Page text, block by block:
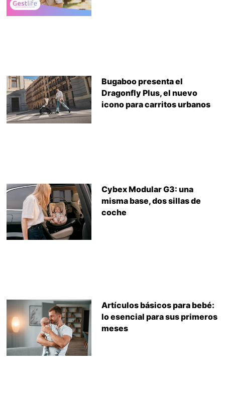
Bugaboo presenta el
Dragonfly Plus, el nuevo
icono para carritos urbanos
Cybex Modular G3: una
misma base, dos sillas de
coche
Artículos básicos para bebé:
lo esencial para sus primeros
meses